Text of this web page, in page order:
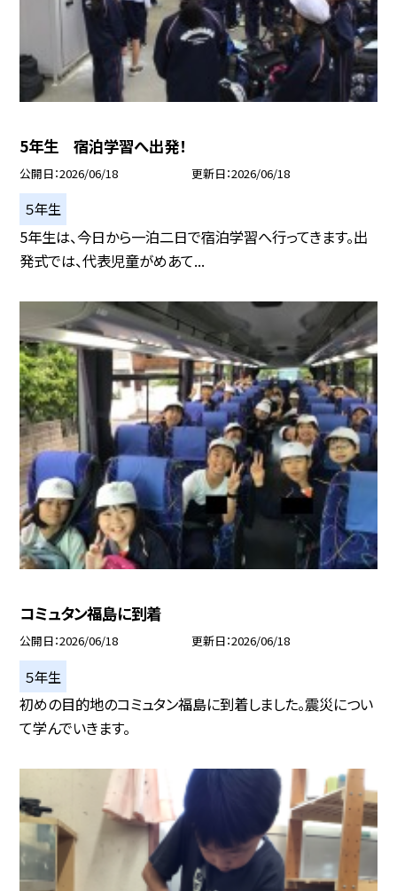
5年生 宿泊学習へ出発！
公開日 2026/06/18 更新日 2026/06/18
５年生
5年生は、今日から一泊二日で宿泊学習へ行ってきます。出
発式では、代表児童がめあて...
コミュタン福島に到着
公開日 2026/06/18 更新日 2026/06/18
５年生
初めの目的地のコミュタン福島に到着しました。震災につい
て学んでいきます。